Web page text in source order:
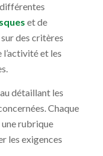
et de
des critères
et les
détaillant les
Chaque
rubrique
les exigences